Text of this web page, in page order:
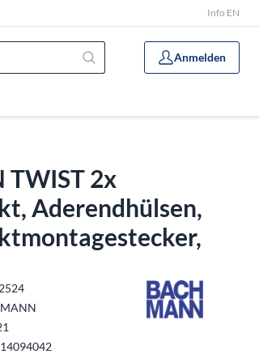
Info EN
Anmelden
TWIST 2x
Aderendhülsen,